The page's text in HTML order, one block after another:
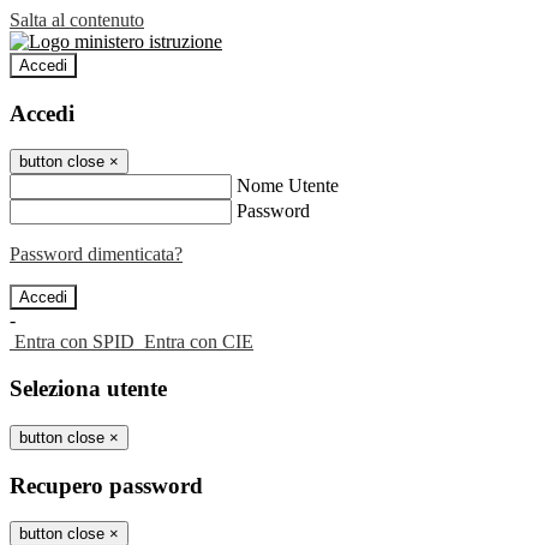
Salta al contenuto
Accedi
Accedi
button close ×
Nome Utente
Password
Password dimenticata?
-
Entra con SPID Entra con CIE
Seleziona utente
button close ×
Recupero password
button close ×